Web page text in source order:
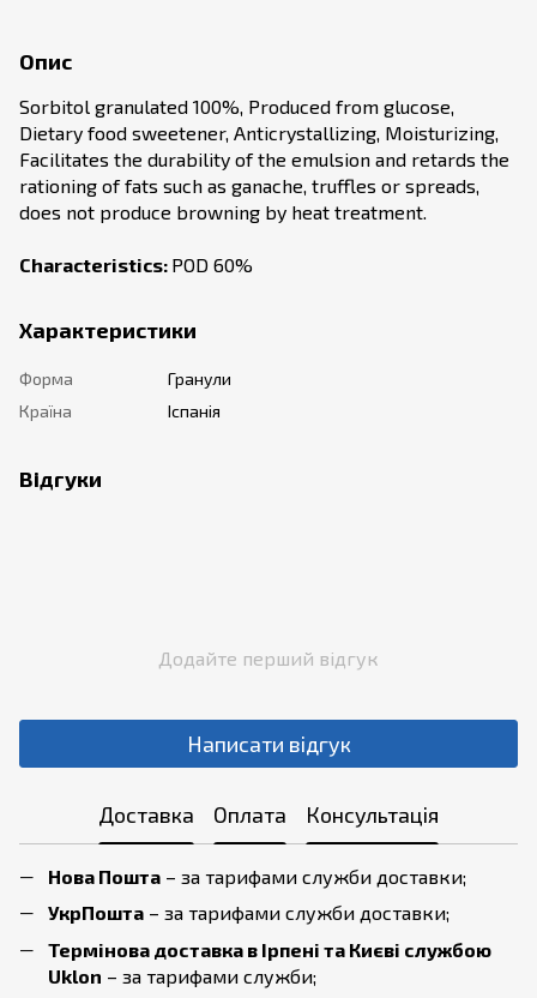
Опис
Sorbitol granulated 100%, Produced from glucose,
Dietary food sweetener, Anticrystallizing, Moisturizing,
Facilitates the durability of the emulsion and retards the
rationing of fats such as ganache, truffles or spreads,
does not produce browning by heat treatment.
Characteristics: POD 60%
Характеристики
Форма
Гранули
Країна
Іспанія
Відгуки
Додайте перший відгук
Написати відгук
Доставка Оплата Консультація
Нова Пошта – за тарифами служби доставки;
УкрПошта – за тарифами служби доставки;
Термінова доставка в Ірпені та Києві службою
Uklon – за тарифами служби;